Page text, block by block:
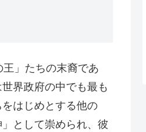
」たちの末裔であ
界政府の中でも最も
はじめとする他の
として崇められ、彼